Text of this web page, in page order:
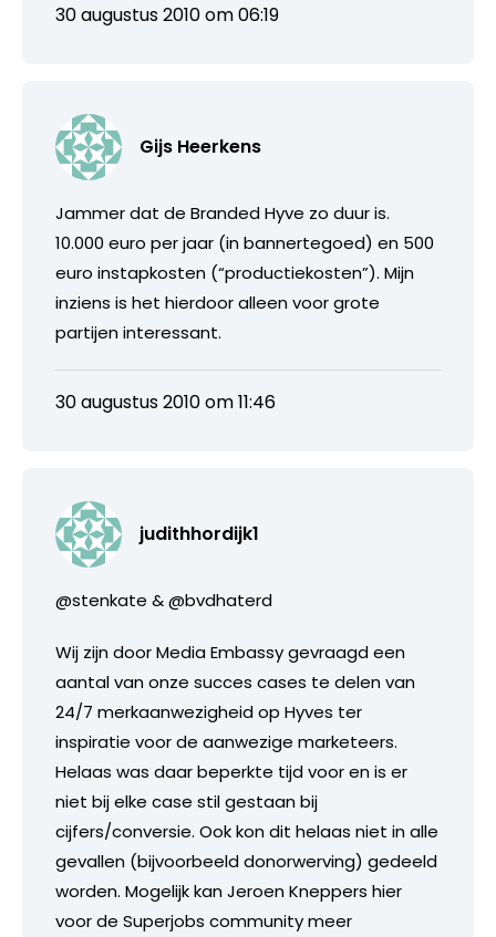
30 augustus 2010 om 06:19
Gijs Heerkens
Jammer dat de Branded Hyve zo duur is.
10.000 euro per jaar (in bannertegoed) en 500
euro instapkosten (“productiekosten”). Mijn
inziens is het hierdoor alleen voor grote
partijen interessant.
30 augustus 2010 om 11:46
judithhordijk1
@stenkate & @bvdhaterd
Wij zijn door Media Embassy gevraagd een
aantal van onze succes cases te delen van
24/7 merkaanwezigheid op Hyves ter
inspiratie voor de aanwezige marketeers.
Helaas was daar beperkte tijd voor en is er
niet bij elke case stil gestaan bij
cijfers/conversie. Ook kon dit helaas niet in alle
gevallen (bijvoorbeeld donorwerving) gedeeld
worden. Mogelijk kan Jeroen Kneppers hier
voor de Superjobs community meer